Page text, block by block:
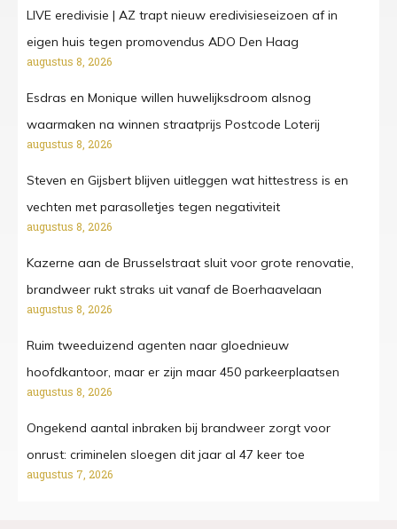
LIVE eredivisie | AZ trapt nieuw eredivisieseizoen af in
eigen huis tegen promovendus ADO Den Haag
augustus 8, 2026
Esdras en Monique willen huwelijksdroom alsnog
waarmaken na winnen straatprijs Postcode Loterij
augustus 8, 2026
Steven en Gijsbert blijven uitleggen wat hittestress is en
vechten met parasolletjes tegen negativiteit
augustus 8, 2026
Kazerne aan de Brusselstraat sluit voor grote renovatie,
brandweer rukt straks uit vanaf de Boerhaavelaan
augustus 8, 2026
Ruim tweeduizend agenten naar gloednieuw
hoofdkantoor, maar er zijn maar 450 parkeerplaatsen
augustus 8, 2026
Ongekend aantal inbraken bij brandweer zorgt voor
onrust: criminelen sloegen dit jaar al 47 keer toe
augustus 7, 2026